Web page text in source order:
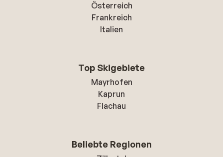
Österreich
Frankreich
Italien
Top Skigebiete
Mayrhofen
Kaprun
Flachau
Beliebte Regionen